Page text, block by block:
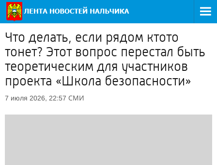
Что делать, если рядом ктото
тонет? Этот вопрос перестал быть
теоретическим для участников
проекта «Школа безопасности»
7 июля 2026, 22:57 СМИ